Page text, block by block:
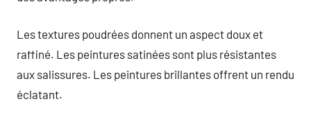
Les textures poudrées donnent un aspect doux et
raffiné. Les peintures satinées sont plus résistantes
aux salissures. Les peintures brillantes offrent un rendu
éclatant.